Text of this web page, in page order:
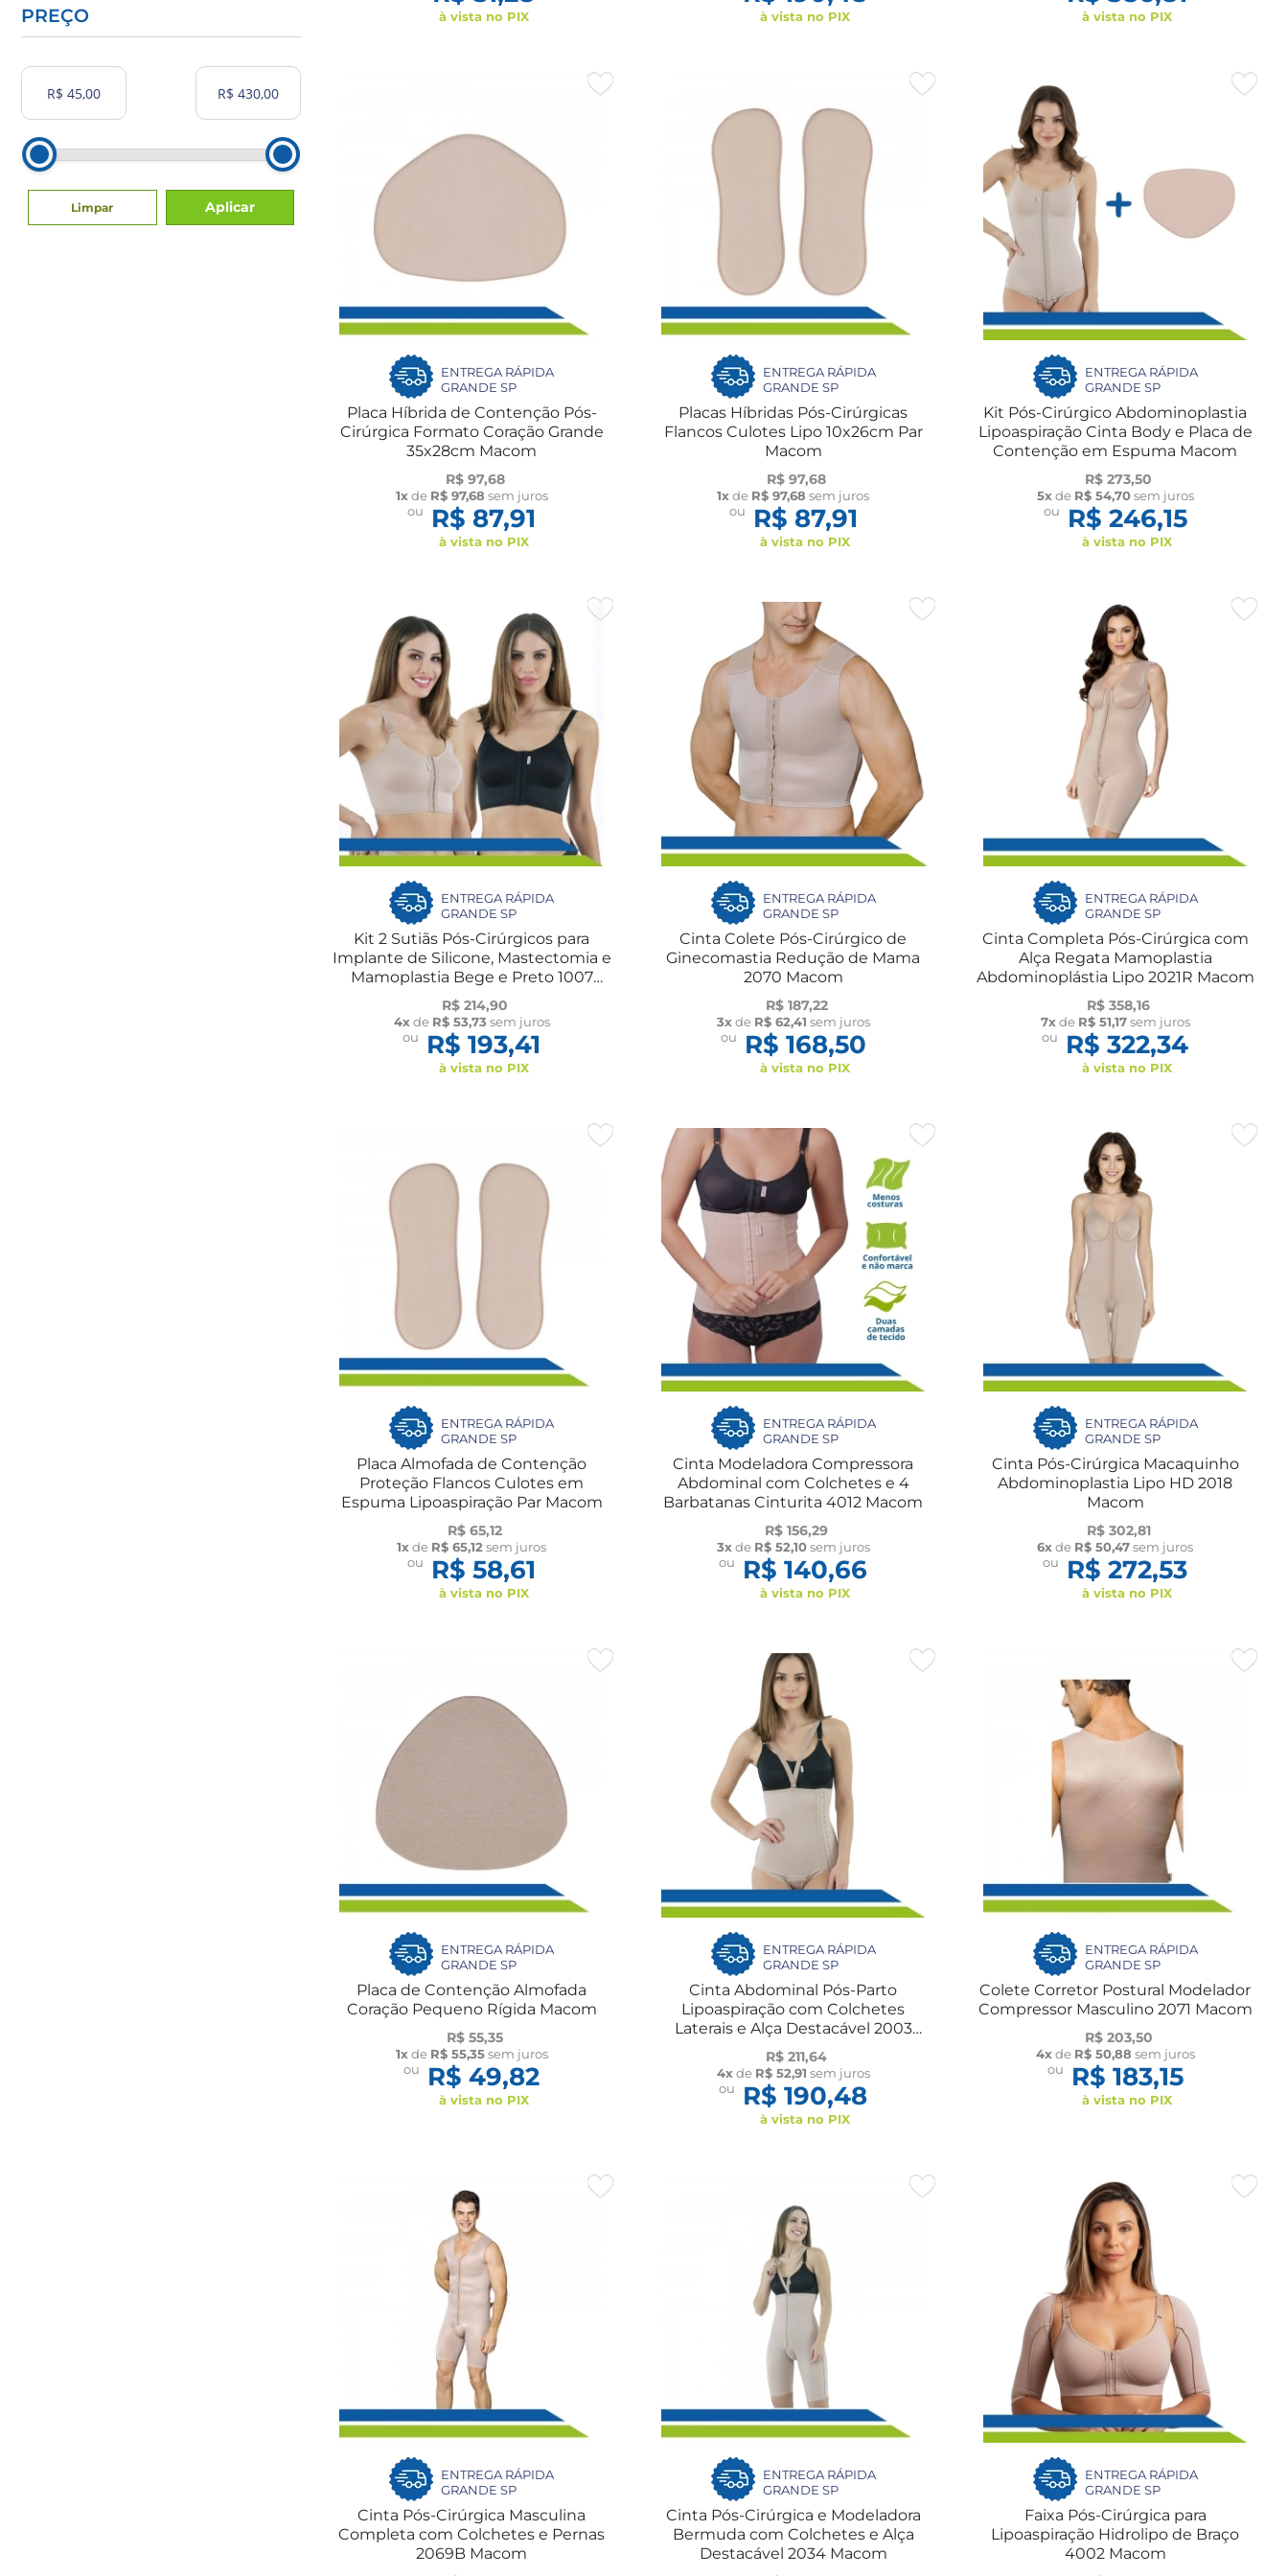
PREÇO
Limpar Aplicar
à vista no PIX à vista no PIX à vista no PIX
ENTREGA RÁPIDA
GRANDE SP
Placa Híbrida de Contenção Pós-
Cirúrgica Formato Coração Grande
35x28cm Macom
R$ 97,68
1xde R$ 97,68 sem juros
ou
R$ 87,91
à vista no PIX
ENTREGA RÁPIDA
GRANDE SP
Placas Híbridas Pós-Cirúrgicas
Flancos Culotes Lipo 10x26cm Par
Macom
R$ 97,68
1xde R$ 97,68 sem juros
ou
R$ 87,91
à vista no PIX
ENTREGA RÁPIDA
GRANDE SP
Kit Pós-Cirúrgico Abdominoplastia
Lipoaspiração Cinta Body e Placa de
Contenção em Espuma Macom
R$ 273,50
5xde R$ 54,70sem juros
ou
R$ 246,15
à vista no PIX
ENTREGA RÁPIDA
GRANDE SP
Kit 2 Sutiãs Pós-Cirúrgicos para
Implante de Silicone, Mastectomia e
Mamoplastia Bege e Preto 1007
Macom
R$ 214,90
4xde R$ 53,73 sem juros
ou
R$ 193,41
à vista no PIX
ENTREGA RÁPIDA
GRANDE SP
Cinta Colete Pós-Cirúrgico de
Ginecomastia Redução de Mama
2070 Macom
R$ 187,22
3xde R$ 62,41 sem juros
ou
R$ 168,50
à vista no PIX
ENTREGA RÁPIDA
GRANDE SP
Cinta Completa Pós-Cirúrgica com
Alça Regata Mamoplastia
Abdominoplástia Lipo 2021R Macom
R$ 358,16
7xde R$ 51,17sem juros
ou
R$ 322,34
à vista no PIX
ENTREGA RÁPIDA
GRANDE SP
Placa Almofada de Contenção
Proteção Flancos Culotes em
Espuma Lipoaspiração Par Macom
R$ 65,12
1xde R$ 65,12sem juros
ou
R$ 58,61
à vista no PIX
ENTREGA RÁPIDA
GRANDE SP
Cinta Modeladora Compressora
Abdominal com Colchetes e 4
Barbatanas Cinturita 4012 Macom
R$ 156,29
3xde R$ 52,10sem juros
ou
R$ 140,66
à vista no PIX
ENTREGA RÁPIDA
GRANDE SP
Cinta Pós-Cirúrgica Macaquinho
Abdominoplastia Lipo HD 2018
Macom
R$ 302,81
6xde R$ 50,47sem juros
ou
R$ 272,53
à vista no PIX
ENTREGA RÁPIDA
GRANDE SP
Placa de Contenção Almofada
Coração Pequeno Rígida Macom
R$ 55,35
1xde R$ 55,35sem juros
ou
R$ 49,82
à vista no PIX
ENTREGA RÁPIDA
GRANDE SP
Cinta Abdominal Pós-Parto
Lipoaspiração com Colchetes
Laterais e Alça Destacável 2003
Macom
R$ 211,64
4xde R$ 52,91 sem juros
ou
R$ 190,48
à vista no PIX
ENTREGA RÁPIDA
GRANDE SP
Colete Corretor Postural Modelador
Compressor Masculino 2071 Macom
R$ 203,50
4xde R$ 50,88 sem juros
ou
R$ 183,15
à vista no PIX
ENTREGA RÁPIDA
GRANDE SP
Cinta Pós-Cirúrgica Masculina
Completa com Colchetes e Pernas
2069B Macom
ENTREGA RÁPIDA
GRANDE SP
Cinta Pós-Cirúrgica e Modeladora
Bermuda com Colchetes e Alça
Destacável 2034 Macom
ENTREGA RÁPIDA
GRANDE SP
Faixa Pós-Cirúrgica para
Lipoaspiração Hidrolipo de Braço
4002 Macom